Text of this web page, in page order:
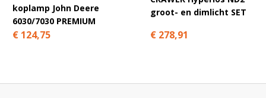
koplamp John Deere
6030/7030 PREMIUM
€ 124,75
groot- en dimlicht SET
€ 278,91